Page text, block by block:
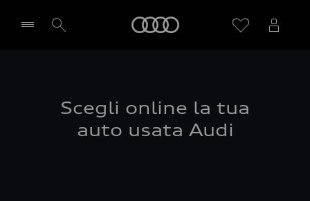
Scegli online la tua
auto usata Audi